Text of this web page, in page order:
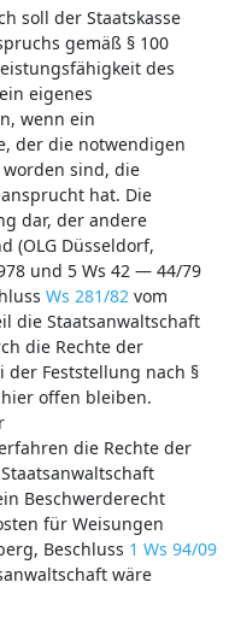
soll der Staatskasse
gemäß § 100
des
ein eigenes
wenn ein
der die notwendigen
sind, die
hat. Die
dar, der andere
(OLG Düsseldorf,
und 5 Ws 42 — 44/79
Ws 281/82 vom
die Staatsanwaltschaft
die Rechte der
der Feststellung nach §
hier offen bleiben.
die Rechte der
Beschwerderecht
für Weisungen
Beschluss 1 Ws 94/09
wäre